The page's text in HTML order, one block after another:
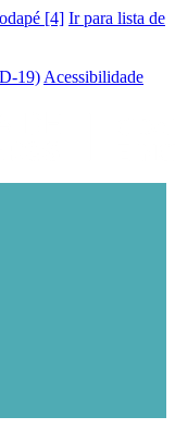
[4] Ir para lista de
19) Acessibilidade